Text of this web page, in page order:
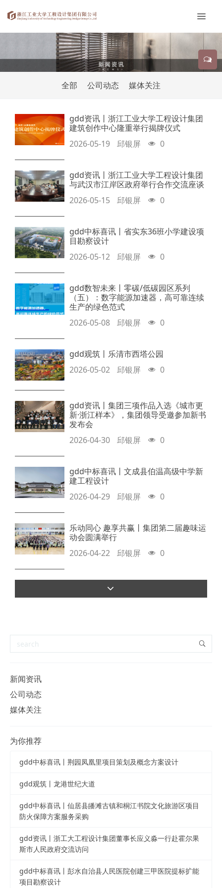
全部 公司动态 媒体关注
gdd资讯丨浙江工业大学工程设计集团
建筑创作中心隆重举行揭牌仪式
2026-05-19
邱银屏 0
gdd资讯丨浙江工业大学工程设计集团
与武汉市江岸区政府举行合作交流座谈
2026-05-15
邱银屏 0
gdd中标喜讯丨省实东36班小学建设项
目勘察设计
2026-05-12
邱银屏 0
gdd数智未来丨零碳/低碳园区系列
（五）：数字能源加速器，高可靠连续
生产的绿色范式
2026-05-08
邱银屏 0
gdd观筑丨乐清市西塔公园
2026-05-02
邱银屏 0
gdd资讯丨集团三项作品入选《城市更
新·浙江样本》，集团领导受邀参加新书
发布会
2026-04-30
邱银屏 0
gdd中标喜讯丨文成县伯温高级中学新
建工程设计
2026-04-29
邱银屏 0
乐动同心 趣享共赢丨集团第二届趣味运
动会圆满举行
2026-04-22
邱银屏 0
新闻资讯
公司动态
媒体关注
为你推荐
gdd中标喜讯丨荆园凤凰里项目策划及概念方案设计
gdd观筑丨龙港世纪大道
gdd中标喜讯丨仙居县皤滩古镇和桐江书院文化旅游区项目
防火保障方案服务采购
gdd资讯丨浙工大工程设计集团董事长应义淼一行赴霍尔果
斯市人民政府交流访问
gdd中标喜讯丨彭水自治县人民医院创建三甲医院提标扩能
项目勘察设计